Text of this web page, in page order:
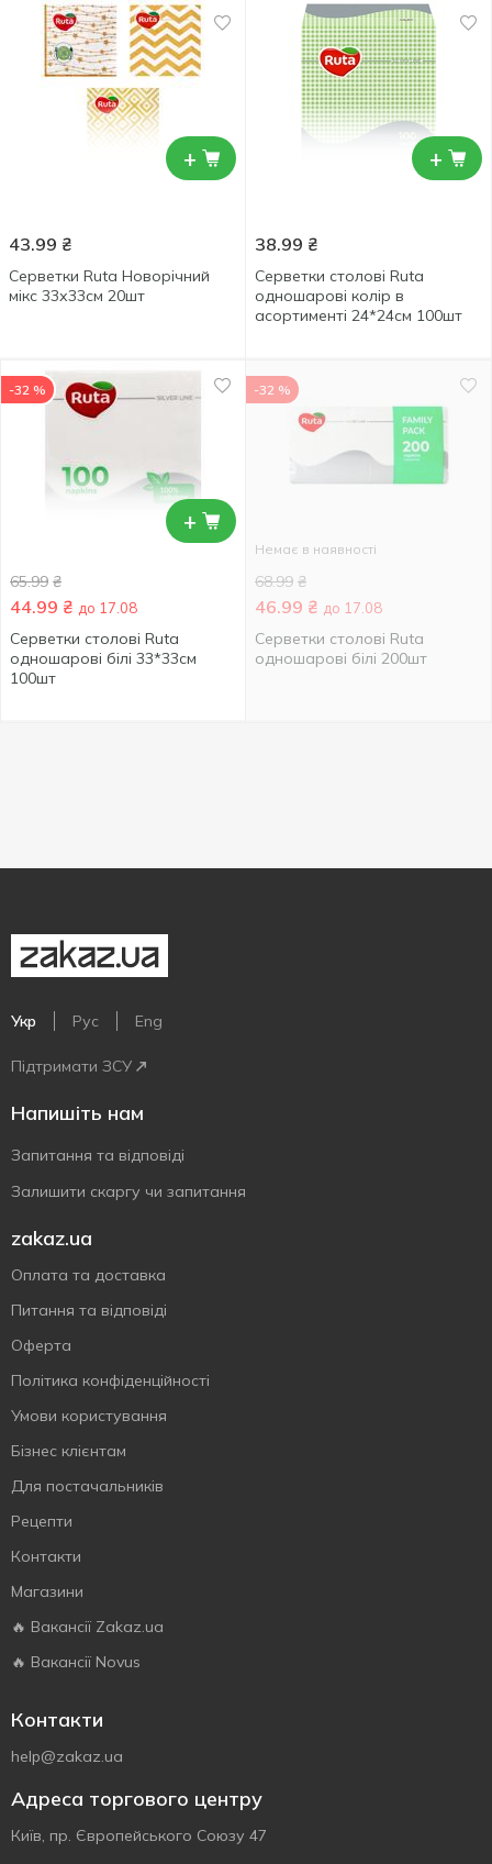
+
43.99 ₴
Серветки Ruta Новорічний
мікс 33х33см 20шт
+
38.99 ₴
Серветки столові Ruta
одношарові колір в
асортименті 24*24см 100шт
+
-32 %
65.99 ₴
44.99 ₴ до 17.08
Серветки столові Ruta
одношарові білі 33*33см
100шт
-32 %
Немає в наявності
68.99 ₴
46.99 ₴ до 17.08
Серветки столові Ruta
одношарові білі 200шт
Укр Рус Eng
Підтримати ЗСУ
Напишіть нам
Запитання та відповіді
Залишити скаргу чи запитання
zakaz.ua
Оплата та доставка
Питання та відповіді
Оферта
Політика конфіденційності
Умови користування
Бізнес клієнтам
Для постачальників
Рецепти
Контакти
Магазини
🔥 Вакансії Zakaz.ua
🔥 Вакансії Novus
Контакти
help@zakaz.ua
Адреса торгового центру
Київ, пр. Європейського Союзу 47